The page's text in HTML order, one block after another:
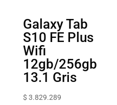
Galaxy Tab
S10 FE Plus
Wifi
12gb/256gb
13.1 Gris
$ 3.829.289